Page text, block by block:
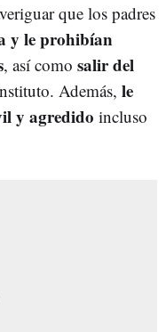
que los padres
y le prohibían
, así como salir del
Además, le
y agredido incluso